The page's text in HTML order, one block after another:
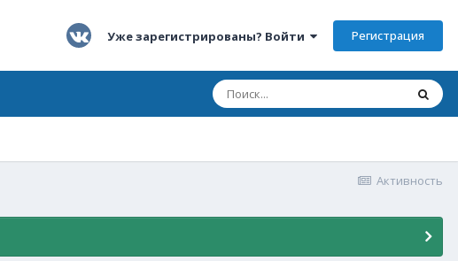
Уже зарегистрированы? Войти Регистрация
Активность